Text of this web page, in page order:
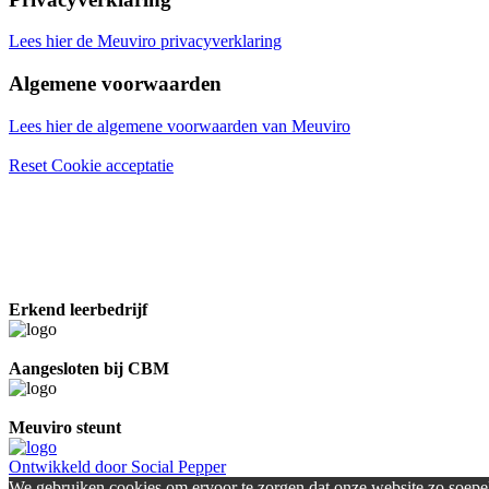
Lees hier de Meuviro privacyverklaring
Algemene voorwaarden
Lees hier de algemene voorwaarden van Meuviro
Reset Cookie acceptatie
Erkend leerbedrijf
Aangesloten bij CBM
Meuviro steunt
Ontwikkeld door Social Pepper